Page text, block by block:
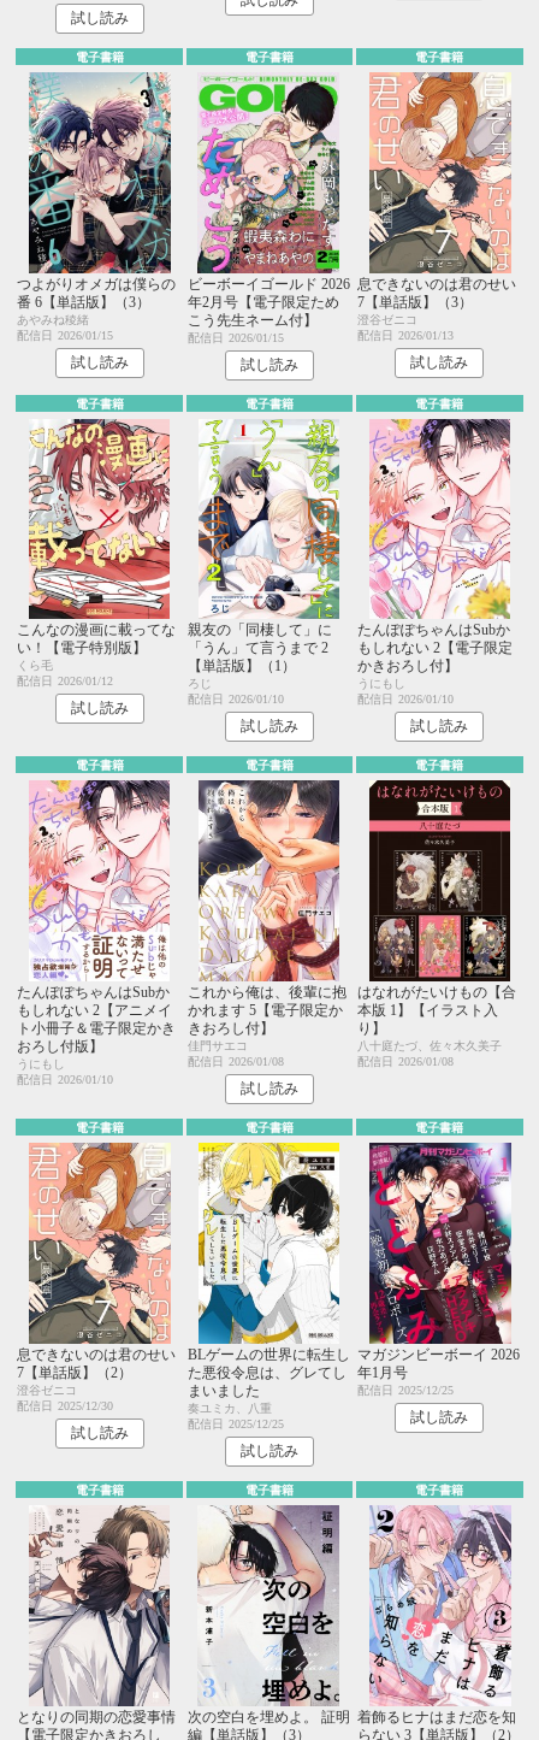
試し読み
電子書籍
つよがりオメガは僕らの
番 6【単話版】（3）
あやみね稜緒
配信日
2026/01/15
試し読み
電子書籍
ビーボーイゴールド 2026
年2月号【電子限定ため
こう先生ネーム付】
配信日 2026/01/15
試し読み
電子書籍
息できないのは君のせい
7【単話版】（3）
澄谷ゼニコ
配信日
2026/01/13
試し読み
電子書籍
こんなの漫画に載ってな
い！【電子特別版】
くら毛
配信日 2026/01/12
試し読み
電子書籍
親友の「同棲して」に
「うん」て言うまで 2
【単話版】（1）
ろじ
配信日 2026/01/10
試し読み
電子書籍
たんぽぽちゃんはSubか
もしれない 2【電子限定
かきおろし付】
うにもし
配信日 2026/01/10
試し読み
電子書籍
たんぽぽちゃんはSubか
もしれない 2【アニメイ
ト小冊子＆電子限定かき
おろし付版】
うにもし
配信日
2026/01/10
電子書籍
これから俺は、後輩に抱
かれます 5【電子限定か
きおろし付】
佳門サエコ
配信日
2026/01/08
試し読み
電子書籍
はなれがたいけもの【合
本版 1】【イラスト入
り】
八十庭たづ、佐々木久美子
配信日
2026/01/08
電子書籍
息できないのは君のせい
7【単話版】（2）
澄谷ゼニコ
配信日
2025/12/30
試し読み
電子書籍
BLゲームの世界に転生し
た悪役令息は、グレてし
まいました
奏ユミカ、八重
配信日
2025/12/25
試し読み
電子書籍
マガジンビーボーイ 2026
年1月号
配信日 2025/12/25
試し読み
電子書籍
となりの同期の恋愛事情
【電子限定かきおろし
電子書籍
次の空白を埋めよ。 証明
編【単話版】（3）
電子書籍
着飾るヒナはまだ恋を知
らない 3【単話版】（2）